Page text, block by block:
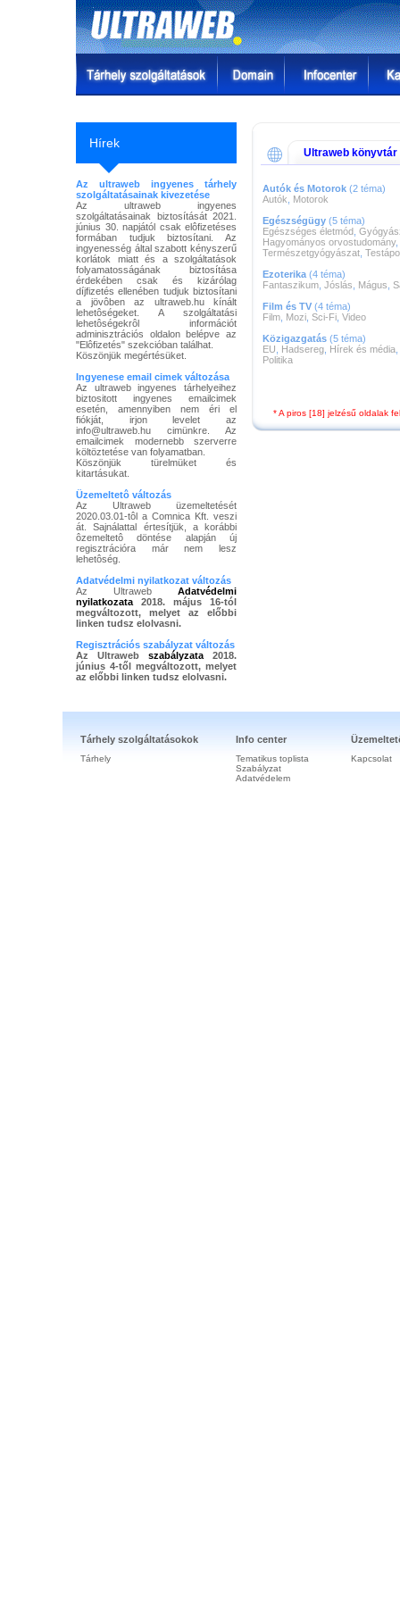
Hírek
Az ultraweb ingyenes tárhely
szolgáltatásainak kivezetése
Az ultraweb ingyenes
szolgáltatásainak biztosítását 2021.
június 30. napjától csak elôfizetéses
formában tudjuk biztosítani. Az
ingyenesség által szabott kényszerű
korlátok miatt és a szolgáltatások
folyamatosságának biztosítása
érdekében csak és kizárólag
díjfizetés ellenében tudjuk biztosítani
a jövôben az ultraweb.hu kínált
lehetôségeket. A szolgáltatási
lehetôségekrôl információt
adminisztrációs oldalon belépve az
"Elôfizetés" szekcióban találhat.
Köszönjük megértésüket.
Ingyenese email cimek változása
Az ultraweb ingyenes tárhelyeihez
biztositott ingyenes emailcimek
esetén, amennyiben nem éri el
fiókját, irjon levelet az
info@ultraweb.hu cimünkre. Az
emailcimek modernebb szerverre
költöztetése van folyamatban.
Köszönjük türelmüket és
kitartásukat.
Üzemeltetô változás
Az Ultraweb üzemeltetését
2020.03.01-tôl a Comnica Kft. veszi
át. Sajnálattal értesítjük, a korábbi
ôzemeltetô döntése alapján új
regisztrációra már nem lesz
lehetôség.
Adatvédelmi nyilatkozat változás
Az Ultraweb Adatvédelmi
nyilatkozata 2018. május 16-tól
megváltozott, melyet az előbbi
linken tudsz elolvasni.
Regisztrációs szabályzat változás
Az Ultraweb szabályzata 2018.
június 4-től megváltozott, melyet
az előbbi linken tudsz elolvasni.
Ultraweb könyvtár
Autók és Motorok (2 téma)
Autók
Motorok
Egészségügy (5 téma)
Egészséges életmód
Hagyományos orvostudomány,
Természetgyógyászat
Ezoterika (4 téma)
Fantaszikum Jóslás Mágus
Film és TV (4 téma)
Film Mozi Sci-Fi Video
Közigazgatás (5 téma)
EU
Hadsereg Hírek és média
Politika
* A piros [18] jelzésű oldalak
Tárhely szolgáltatásokok
Tárhely
Info center
Tematikus toplista
Szabályzat
Adatvédelem
Kapcsolat